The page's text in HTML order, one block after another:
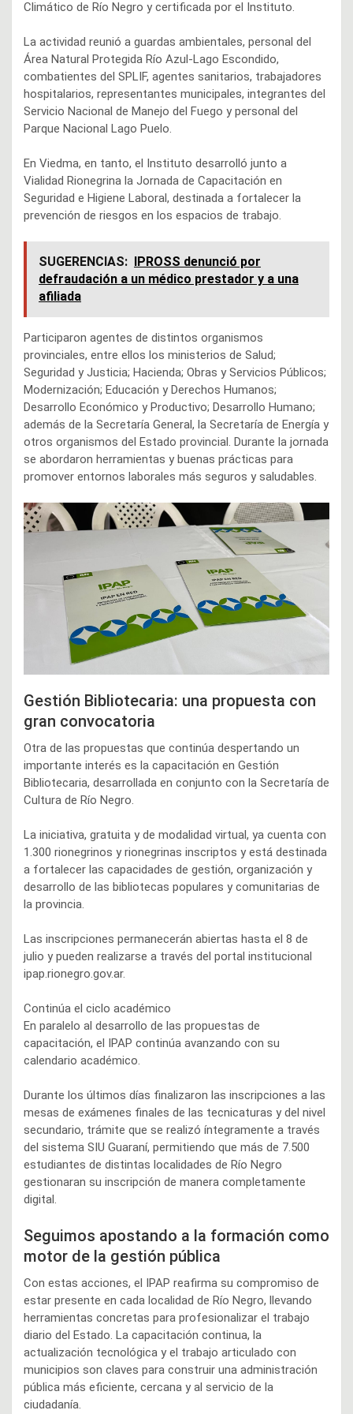
Climático de Río Negro y certificada por el Instituto.
La actividad reunió a guardas ambientales, personal del
Área Natural Protegida Río Azul-Lago Escondido,
combatientes del SPLIF, agentes sanitarios, trabajadores
hospitalarios, representantes municipales, integrantes del
Servicio Nacional de Manejo del Fuego y personal del
Parque Nacional Lago Puelo.
En Viedma, en tanto, el Instituto desarrolló junto a
Vialidad Rionegrina la Jornada de Capacitación en
Seguridad e Higiene Laboral, destinada a fortalecer la
prevención de riesgos en los espacios de trabajo.
SUGERENCIAS: IPROSS denunció por
defraudación a un médico prestador y a una
afiliada
Participaron agentes de distintos organismos
provinciales, entre ellos los ministerios de Salud;
Seguridad y Justicia; Hacienda; Obras y Servicios Públicos;
Modernización; Educación y Derechos Humanos;
Desarrollo Económico y Productivo; Desarrollo Humano;
además de la Secretaría General, la Secretaría de Energía y
otros organismos del Estado provincial. Durante la jornada
se abordaron herramientas y buenas prácticas para
promover entornos laborales más seguros y saludables.
Gestión Bibliotecaria: una propuesta con
gran convocatoria
Otra de las propuestas que continúa despertando un
importante interés es la capacitación en Gestión
Bibliotecaria, desarrollada en conjunto con la Secretaría de
Cultura de Río Negro.
La iniciativa, gratuita y de modalidad virtual, ya cuenta con
1.300 rionegrinos y rionegrinas inscriptos y está destinada
a fortalecer las capacidades de gestión, organización y
desarrollo de las bibliotecas populares y comunitarias de
la provincia.
Las inscripciones permanecerán abiertas hasta el 8 de
julio y pueden realizarse a través del portal institucional
ipap.rionegro.gov.ar.
Continúa el ciclo académico
En paralelo al desarrollo de las propuestas de
capacitación, el IPAP continúa avanzando con su
calendario académico.
Durante los últimos días finalizaron las inscripciones a las
mesas de exámenes finales de las tecnicaturas y del nivel
secundario, trámite que se realizó íntegramente a través
del sistema SIU Guaraní, permitiendo que más de 7.500
estudiantes de distintas localidades de Río Negro
gestionaran su inscripción de manera completamente
digital.
Seguimos apostando a la formación como
motor de la gestión pública
Con estas acciones, el IPAP reafirma su compromiso de
estar presente en cada localidad de Río Negro, llevando
herramientas concretas para profesionalizar el trabajo
diario del Estado. La capacitación continua, la
actualización tecnológica y el trabajo articulado con
municipios son claves para construir una administración
pública más eficiente, cercana y al servicio de la
ciudadanía.